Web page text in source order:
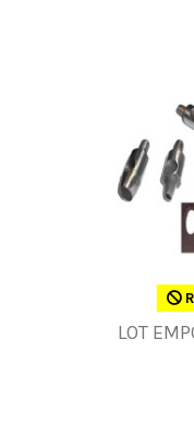
LOT